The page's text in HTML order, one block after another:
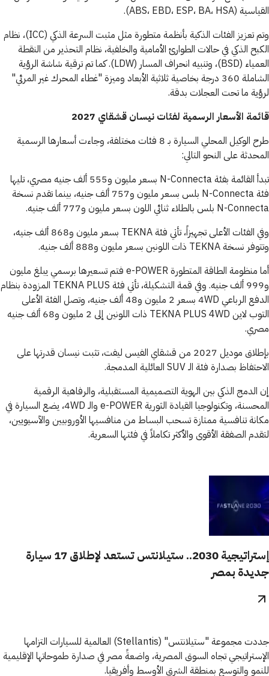
القياسية (ABS، EBD، ESP، BA، HSA).
وتم تعزيز الفئات الذكية بأنظمة متطورة مثل مثبت السرعة الذكي (ICC)، نظام
الكبح الذكي في حالات الطوارئ الأمامية والخلفية، نظام التحذير من النقطة
العمياء (BSD)، وتنبيه انحراف المسار (LDW). كما تم ترقية شاشة الرؤية
الشاملة 360 درجة بخاصية ثلاثية الأبعاد وميزة "غطاء المحرك غير المرئي"
لرؤية ما تحت العجلات بدقة.
قائمة الأسعار الرسمية لفئات نيسان قشقاي 2027
طرح الوكيل المحلي السيارة بـ 8 فئات مختلفة، وجاءت أسعارها الرسمية
المحدثة على النحو التالي:
تبدأ القائمة بفئة N-Connecta بسعر مليون و555 ألف جنيه مصري، تليها
فئة N-Connecta بلس بسعر مليون و757 ألف جنيه، بينما تقدم نسخة
N-Connecta بلس بالطلاء ثنائي اللون بسعر مليون و777 ألف جنيه.
وفي الفئات الأعلى تجهيزاً، تأتي فئة TEKNA بسعر مليون و868 ألف جنيه،
وتتوفر نسخة TEKNA ذات اللونين بسعر مليون و888 ألف جنيه.
أما منظومة الطاقة المتطورة e-POWER فتم تسعيرها برسمي يبلغ مليون
و999 ألف جنيه. وفي قمة التشكيلة، تأتي فئة TEKNA PLUS المزودة بنظام
الدفع الرباعي 4WD بسعر 2 مليون و48 ألف جنيه، وتصل الفئة الأعلى
التوب لاين TEKNA PLUS 4WD ذات اللونين إلى 2 مليون و68 ألف جنيه
مصري.
بإطلاق موديل 2027 من قشقاي الفيس ليفت، تثبت نيسان قدرتها على
الاحتفاظ بصدارة فئة الـ SUV العائلية المدمجة.
إن الدمج الذكي بين الهوية التصميمية المستقبلية، والرفاهية الرقمية
المحسنة، وتكنولوجيا القيادة الثورية e-POWER والـ 4WD، يضع السيارة في
مكانة تنافسية ممتازة تسحب البساط من منافسيها الأوروبيين والآسيويين،
لتقدم الصفقة الأقوى والأكثر تكاملاً في فئتها السعرية.
إستراتيجية 2030.. ستيلانتس تستعد لإطلاق 17 سيارة
جديدة بمصر
جددت مجموعة "ستيلانتس" (Stellantis) العالمية للسيارات التزامها
الإستراتيجي تجاه السوق المصرية، واضعةً مصر في صدارة طموحاتها الإقليمية
للنمو والتوسع بمنطقة الشرق الأوسط وأفريقيا.